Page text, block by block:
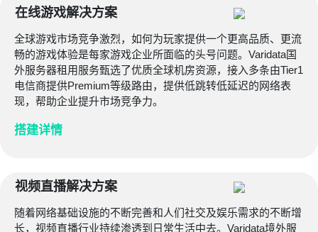
在线游戏解决方案
全球游戏市场竞争激烈，如何为玩家提供一个更高品质、更流
畅的游戏体验是每家游戏企业所面临的头号问题。Varidata国
外服务器租用服务甄选了优质全球机房资源，接入多条由Tier1
电信商提供Premium等级路由，提供低跳转低延迟的网络表
现，帮助企业提升市场竞争力。
搭建详情
视频直播解决方案
随着网络基础设施的不断完善和人们社交及娱乐需求的不断增
长，视频直播行业持续渗透到日常生活中去。Varidata境外服